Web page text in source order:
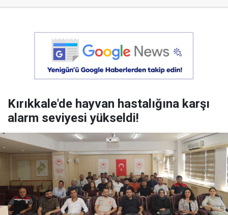
Kırıkkale'de hayvan hastalığına karşı
alarm seviyesi yükseldi!